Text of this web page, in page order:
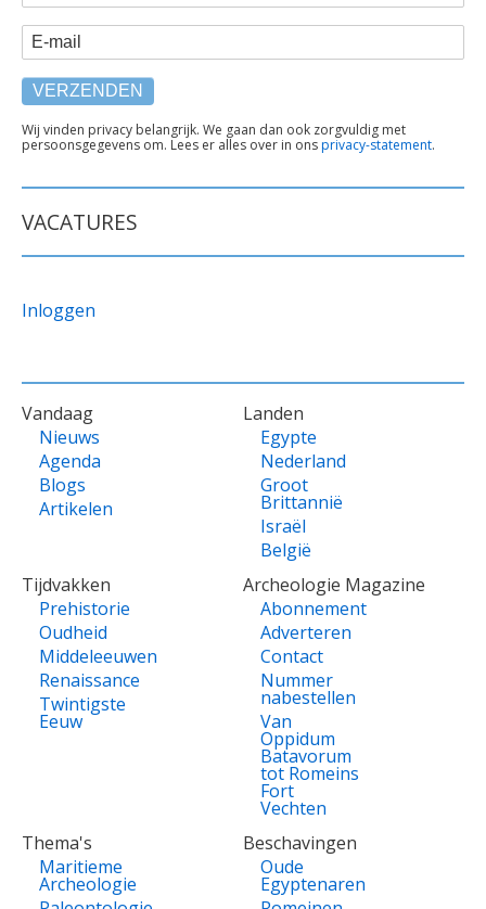
E-mail
TEKST
ONDER
Wij vinden privacy belangrijk. We gaan dan ook zorgvuldig met
persoonsgegevens om. Lees er alles over in onsprivacy-statement.
VACATURES
Inloggen
VOET
Vandaag
Nieuws
Agenda
Blogs
Artikelen
Landen
Egypte
Nederland
Groot
Brittannië
Israël
België
Tijdvakken
Prehistorie
Oudheid
Middeleeuwen
Renaissance
Twintigste
Eeuw
Archeologie Magazine
Abonnement
Adverteren
Contact
Nummer
nabestellen
Van
Oppidum
Batavorum
tot Romeins
Fort
Vechten
Thema's
Maritieme
Archeologie
Beschavingen
Oude
Egyptenaren